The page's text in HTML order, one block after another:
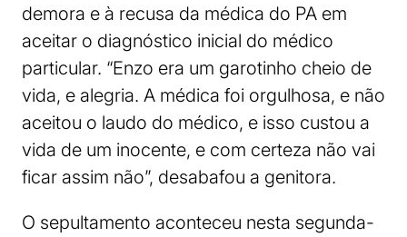
demora e à recusa da médica do PA em
aceitar o diagnóstico inicial do médico
particular. “Enzo era um garotinho cheio de
vida, e alegria. A médica foi orgulhosa, e não
aceitou o laudo do médico, e isso custou a
vida de um inocente, e com certeza não vai
ficar assim não”, desabafou a genitora.
O sepultamento aconteceu nesta segunda-